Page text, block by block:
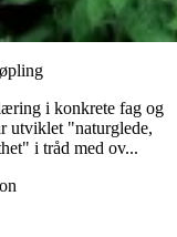
i konkrete fag og
utviklet "naturglede,
i tråd med ov...